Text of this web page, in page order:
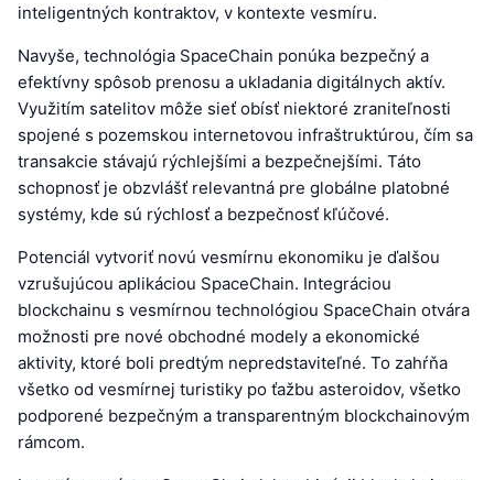
inteligentných kontraktov, v kontexte vesmíru.
Navyše, technológia SpaceChain ponúka bezpečný a
efektívny spôsob prenosu a ukladania digitálnych aktív.
Využitím satelitov môže sieť obísť niektoré zraniteľnosti
spojené s pozemskou internetovou infraštruktúrou, čím sa
transakcie stávajú rýchlejšími a bezpečnejšími. Táto
schopnosť je obzvlášť relevantná pre globálne platobné
systémy, kde sú rýchlosť a bezpečnosť kľúčové.
Potenciál vytvoriť novú vesmírnu ekonomiku je ďalšou
vzrušujúcou aplikáciou SpaceChain. Integráciou
blockchainu s vesmírnou technológiou SpaceChain otvára
možnosti pre nové obchodné modely a ekonomické
aktivity, ktoré boli predtým nepredstaviteľné. To zahŕňa
všetko od vesmírnej turistiky po ťažbu asteroidov, všetko
podporené bezpečným a transparentným blockchainovým
rámcom.